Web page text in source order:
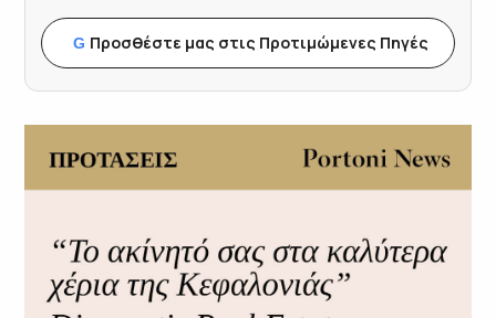
G Προσθέστε μας στις Προτιμώμενες Πηγές